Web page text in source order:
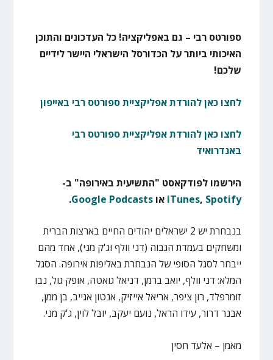
ספורטס רבי – גם באפליקציה! כל העדכונים והתוכן
האיכותי ביותר על הכדורסל הישראלי היישר לידיים
שלכם!
לחצו כאן להורדת אפליקציית ספורטס רבי באייפון
לחצו כאן להורדת אפליקציית ספורטס רבי
באנדרואיד
הירשמו לפודקאסט "התשיעית באירופה" ב-
iTunes, Spotify אוGoogle Podcasts
.
בנבחרת יש 2 ישראלים יהודים החיים בארצות הברית
ומשחקים בעמדת הגבוה (דני וולף וג'ק מני), אחד מהם
ייבחר לסגל הסופי של הנבחרת באליפות אירופה. הסגל
המלא: דני וולף, יואב ברמן, דניאל גואטה, אופק גול, נבו
זומרפלד, רון ציפר, אריאל אייזיק, אנטון אגייב, בן ממן,
אבנר דרור, עידו הראל, נועם יעקב, יובל לוין, ג'ק מני.
מאמן – אלעד חסין